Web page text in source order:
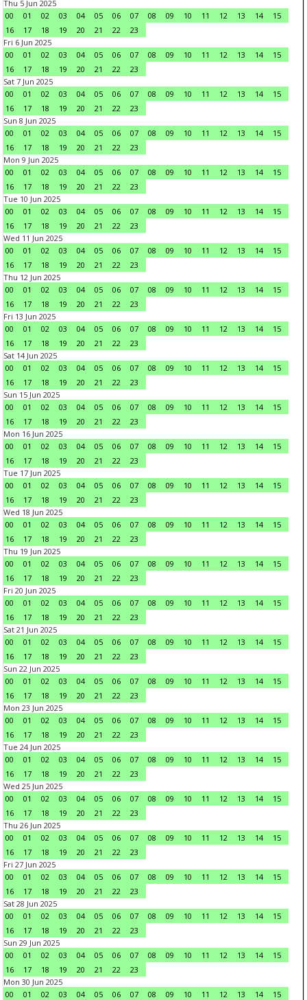
Thu 5 Jun 2025
00
01 02 03 04 05 06 07 08 09 10 11 12 13 14
15
16
17 18 19 20 21 22
23
Fri 6 Jun 2025
00
01 02 03 04 05 06 07 08 09 10 11 12 13 14
15
16
17 18 19 20 21 22
23
Sat 7 Jun 2025
00
01 02 03 04 05 06 07 08 09 10 11 12 13 14
15
16
17 18 19 20 21 22
23
Sun 8 Jun 2025
00
01 02 03 04 05 06 07 08 09 10 11 12 13 14
15
16
17 18 19 20 21 22
23
Mon 9 Jun 2025
00
01 02 03 04 05 06 07 08 09 10 11 12 13 14
15
16
17 18 19 20 21 22
23
Tue 10 Jun 2025
00
01 02 03 04 05 06 07 08 09 10 11 12 13 14
15
16
17 18 19 20 21 22
23
Wed 11 Jun 2025
00
01 02 03 04 05 06 07 08 09 10 11 12 13 14
15
16
17 18 19 20 21 22
23
Thu 12 Jun 2025
00
01 02 03 04 05 06 07 08 09 10 11 12 13 14
15
16
17 18 19 20 21 22
23
Fri 13 Jun 2025
00
01 02 03 04 05 06 07 08 09 10 11 12 13 14
15
16
17 18 19 20 21 22
23
Sat 14 Jun 2025
00
01 02 03 04 05 06 07 08 09 10 11 12 13 14
15
16
17 18 19 20 21 22
23
Sun 15 Jun 2025
00
01 02 03 04 05 06 07 08 09 10 11 12 13 14
15
16
17 18 19 20 21 22
23
Mon 16 Jun 2025
00
01 02 03 04 05 06 07 08 09 10 11 12 13 14
15
16
17 18 19 20 21 22
23
Tue 17 Jun 2025
00
01 02 03 04 05 06 07 08 09 10 11 12 13 14
15
16
17 18 19 20 21 22
23
Wed 18 Jun 2025
00
01 02 03 04 05 06 07 08 09 10 11 12 13 14
15
16
17 18 19 20 21 22
23
Thu 19 Jun 2025
00
01 02 03 04 05 06 07 08 09 10 11 12 13 14
15
16
17 18 19 20 21 22
23
Fri 20 Jun 2025
00
01 02 03 04 05 06 07 08 09 10 11 12 13 14
15
16
17 18 19 20 21 22
23
Sat 21 Jun 2025
00
01 02 03 04 05 06 07 08 09 10 11 12 13 14
15
16
17 18 19 20 21 22
23
Sun 22 Jun 2025
00
01 02 03 04 05 06 07 08 09 10 11 12 13 14
15
16
17 18 19 20 21 22
23
Mon 23 Jun 2025
00
01 02 03 04 05 06 07 08 09 10 11 12 13 14
15
16
17 18 19 20 21 22
23
Tue 24 Jun 2025
00
01 02 03 04 05 06 07 08 09 10 11 12 13 14
15
16
17 18 19 20 21 22
23
Wed 25 Jun 2025
00
01 02 03 04 05 06 07 08 09 10 11 12 13 14
15
16
17 18 19 20 21 22
23
Thu 26 Jun 2025
00
01 02 03 04 05 06 07 08 09 10 11 12 13 14
15
16
17 18 19 20 21 22
23
Fri 27 Jun 2025
00
01 02 03 04 05 06 07 08 09 10 11 12 13 14
15
16
17 18 19 20 21 22
23
Sat 28 Jun 2025
00
01 02 03 04 05 06 07 08 09 10 11 12 13 14
15
16
17 18 19 20 21 22
23
Sun 29 Jun 2025
00
01 02 03 04 05 06 07 08 09 10 11 12 13 14
15
16
17 18 19 20 21 22
23
Mon 30 Jun 2025
00
01 02 03 04 05 06 07 08 09 10 11 12 13 14 15